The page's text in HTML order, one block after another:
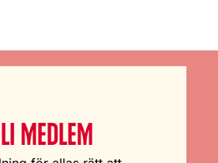
MEDLEM